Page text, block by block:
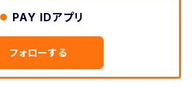
PAY IDアプリ
フォローする